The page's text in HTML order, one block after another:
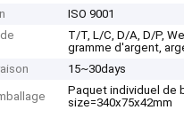
ISO 9001
T/T, L/C, D/A, D/P,
gramme d'argent,
15~30days
Paquet individuel de
size=340x75x42mm